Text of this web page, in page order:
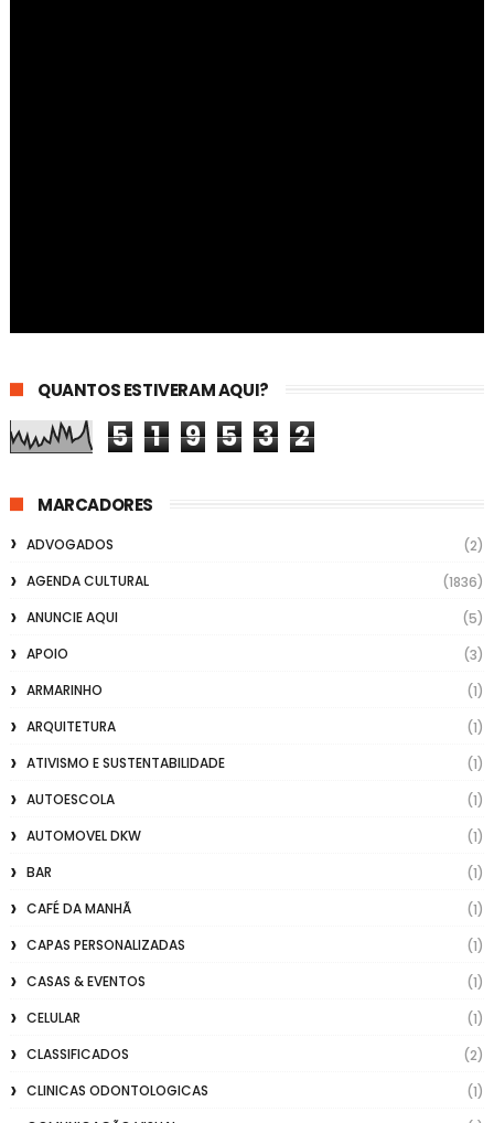
QUANTOS ESTIVERAM AQUI?
5 1 9 5 3 2
MARCADORES
ADVOGADOS
(2)
AGENDA CULTURAL
(1836)
ANUNCIE AQUI
(5)
APOIO
(3)
ARMARINHO
(1)
ARQUITETURA
(1)
ATIVISMO E SUSTENTABILIDADE
(1)
AUTOESCOLA
(1)
AUTOMOVEL DKW
(1)
BAR
(1)
CAFÉ DA MANHÃ
(1)
CAPAS PERSONALIZADAS
(1)
CASAS & EVENTOS
(1)
CELULAR
(1)
CLASSIFICADOS
(2)
CLINICAS ODONTOLOGICAS
(1)